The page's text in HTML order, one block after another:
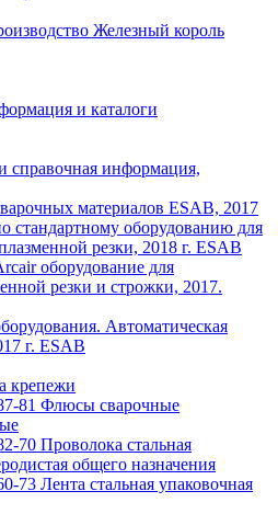
Железный король
и каталоги
справочная информация,
материалов ESAB, 2017
стандартному оборудованию для
резки, 2018 г. ESAB
оборудование для
резки и строжки, 2017.
Автоматическая
г. ESAB
крепежи
81 Флюсы сварочные
70 Проволока стальная
общего назначения
73 Лента стальная упаковочная